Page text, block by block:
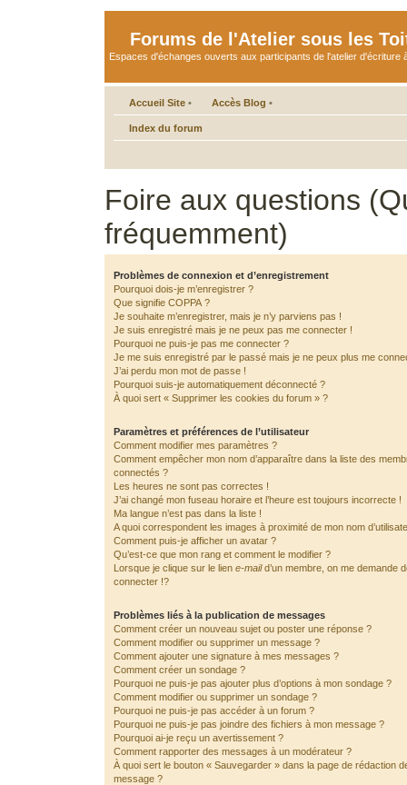
Forums de l'Atelier sous les
Espaces d'échanges ouverts aux participants de l'atelier d'écriture
Accueil Site • Accès Blog •
Index du forum
Foire aux questions
fréquemment)
Problèmes de connexion et d’enregistrement
Pourquoi dois-je m’enregistrer ?
Que signifie COPPA ?
Je souhaite m’enregistrer, mais je n’y parviens pas !
Je suis enregistré mais je ne peux pas me connecter !
Pourquoi ne puis-je pas me connecter ?
Je me suis enregistré par le passé mais je ne peux plus me
J’ai perdu mon mot de passe !
Pourquoi suis-je automatiquement déconnecté ?
À quoi sert « Supprimer les cookies du forum » ?
Paramètres et préférences de l’utilisateur
Comment modifier mes paramètres ?
Comment empêcher mon nom d’apparaître dans la liste des
connectés ?
Les heures ne sont pas correctes !
J’ai changé mon fuseau horaire et l’heure est toujours incorrecte !
Ma langue n’est pas dans la liste !
A quoi correspondent les images à proximité de mon nom
Comment puis-je afficher un avatar ?
Qu’est-ce que mon rang et comment le modifier ?
Lorsque je clique sur le lien e-maild’un membre, on me demande
connecter !?
Problèmes liés à la publication de messages
Comment créer un nouveau sujet ou poster une réponse ?
Comment modifier ou supprimer un message ?
Comment ajouter une signature à mes messages ?
Comment créer un sondage ?
Pourquoi ne puis-je pas ajouter plus d’options à mon sondage ?
Comment modifier ou supprimer un sondage ?
Pourquoi ne puis-je pas accéder à un forum ?
Pourquoi ne puis-je pas joindre des fichiers à mon message ?
Pourquoi ai-je reçu un avertissement ?
Comment rapporter des messages à un modérateur ?
À quoi sert le bouton « Sauvegarder » dans la page de rédaction
message ?